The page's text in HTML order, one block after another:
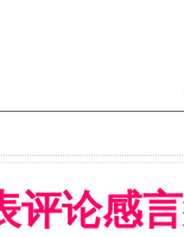
评论感